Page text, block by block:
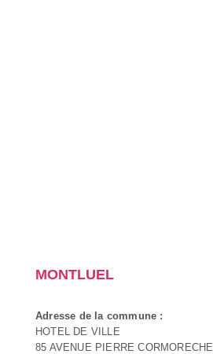
MONTLUEL
Adresse de la commune :
HOTEL DE VILLE
85 AVENUE PIERRE CORMORECHE